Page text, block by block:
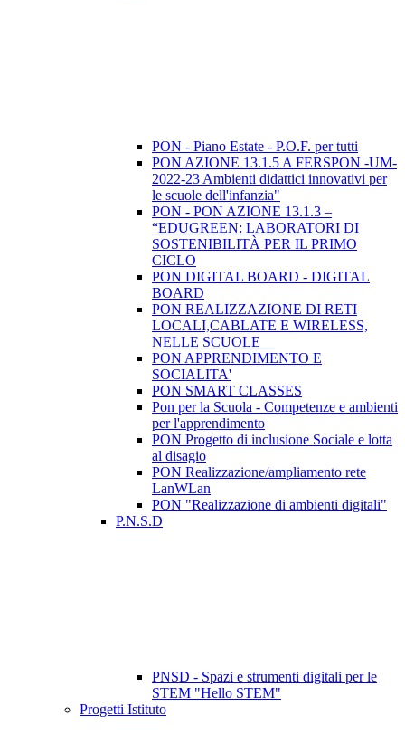
PON - Piano Estate - P.O.F. per tutti
PON AZIONE 13.1.5 A FERSPON -UM-
2022-23 Ambienti didattici innovativi per
le scuole dell'infanzia"
PON - PON AZIONE 13.1.3 –
“EDUGREEN: LABORATORI DI
SOSTENIBILITÀ PER IL PRIMO
CICLO
PON DIGITAL BOARD - DIGITAL
BOARD
PON REALIZZAZIONE DI RETI
LOCALI,CABLATE E WIRELESS,
NELLE SCUOLE
PON APPRENDIMENTO E
SOCIALITA'
PON SMART CLASSES
Pon per la Scuola - Competenze e ambienti
per l'apprendimento
PON Progetto di inclusione Sociale e lotta
al disagio
PON Realizzazione/ampliamento rete
LanWLan
PON "Realizzazione di ambienti digitali"
P.N.S.D
PNSD - Spazi e strumenti digitali per le
STEM "Hello STEM"
Progetti Istituto